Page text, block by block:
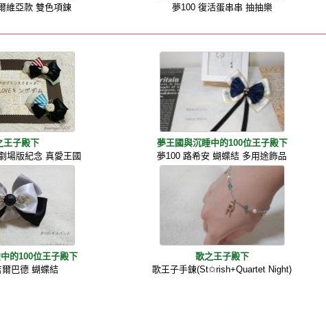
維亞款 雙色項鍊
夢100 復活蛋串串 抽抽樂
王子殿下
場版紀念 真愛王國
夢王國與沉睡中的100位王子殿下
夢100 路希安 蝴蝶結 多用途飾品
的100位王子殿下
巴德 蝴蝶結
歌之王子殿下
歌王子手鍊(St✩rish+Quartet Night)